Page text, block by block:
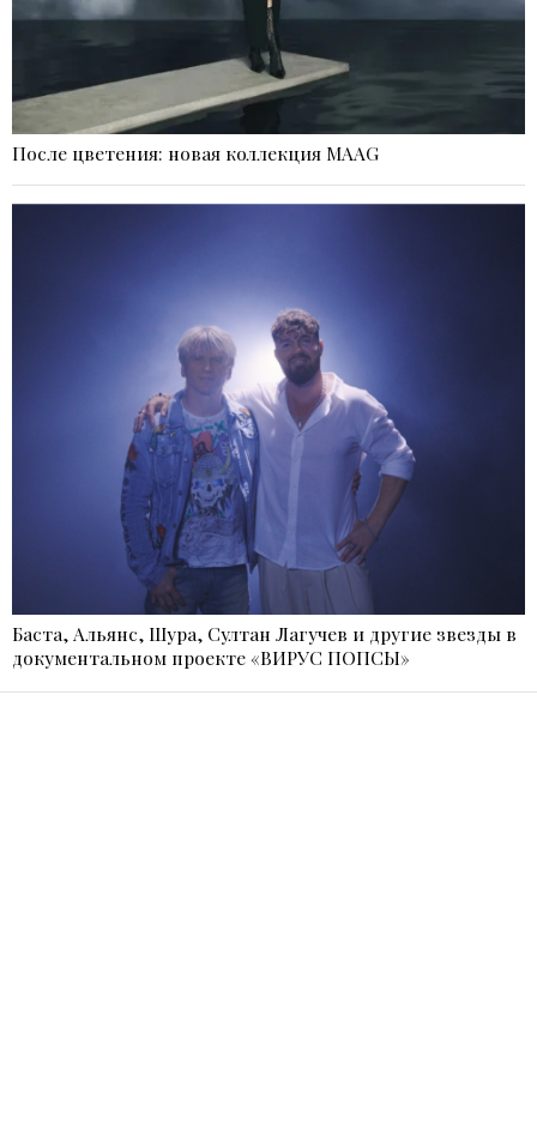
После цветения: новая коллекция MAAG
Баста, Альянс, Шура, Султан Лагучев и другие звезды в
документальном проекте «ВИРУС ПОПСЫ»